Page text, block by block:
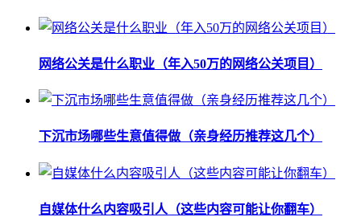
网络公关是什么职业（年入50万的网络公关项目）
下沉市场哪些生意值得做（亲身经历推荐这几个）
自媒体什么内容吸引人（这些内容可能让你翻车）